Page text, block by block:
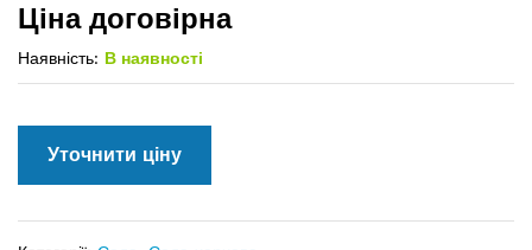
Ціна договірна
Наявність: В наявності
Уточнити ціну